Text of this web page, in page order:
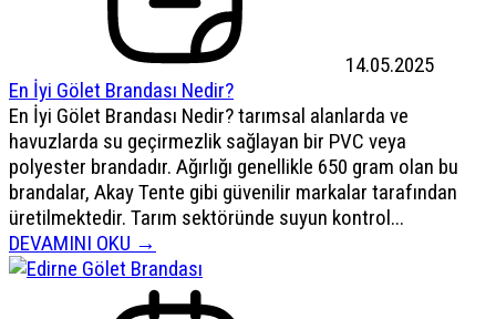
14.05.2025
En İyi Gölet Brandası Nedir?
En İyi Gölet Brandası Nedir? tarımsal alanlarda ve
havuzlarda su geçirmezlik sağlayan bir PVC veya
polyester brandadır. Ağırlığı genellikle 650 gram olan bu
brandalar, Akay Tente gibi güvenilir markalar tarafından
üretilmektedir. Tarım sektöründe suyun kontrol...
DEVAMINI OKU →